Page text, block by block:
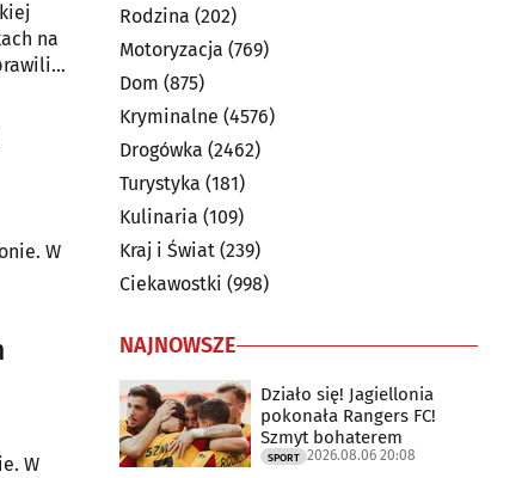
na
W
W
Rodzina (202)
Motoryzacja (769)
Dom (875)
Kryminalne (4576)
Drogówka (2462)
Turystyka (181)
Kulinaria (109)
Kraj i Świat (239)
Ciekawostki (998)
NAJNOWSZE
Działo się! Jagiellonia
pokonała Rangers FC!
Szmyt bohaterem
SPORT 2026.08.06 20:08